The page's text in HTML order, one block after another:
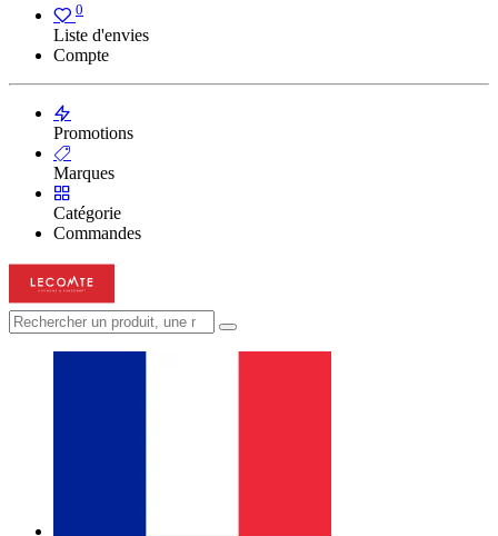
0
Liste d'envies
Compte
Promotions
Marques
Catégorie
Commandes